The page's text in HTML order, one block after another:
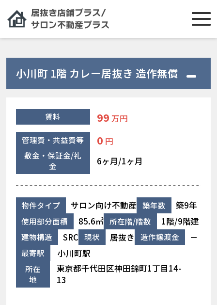
小川町 1階 カレー居抜き 造作無償
賃料 99 万円
管理費・共益費等 0 円
敷金・保証金/礼
金
6ヶ月/1ヶ月
物件タイプ サロン向け不動産 築年数 築9年
使用部分面積 85.6㎡ 所在階/階数 1階/9階建
建物構造 SRC 現状 居抜き 造作譲渡金 －
最寄駅 小川町駅
所在
地
東京都千代田区神田錦町1丁目14-
13